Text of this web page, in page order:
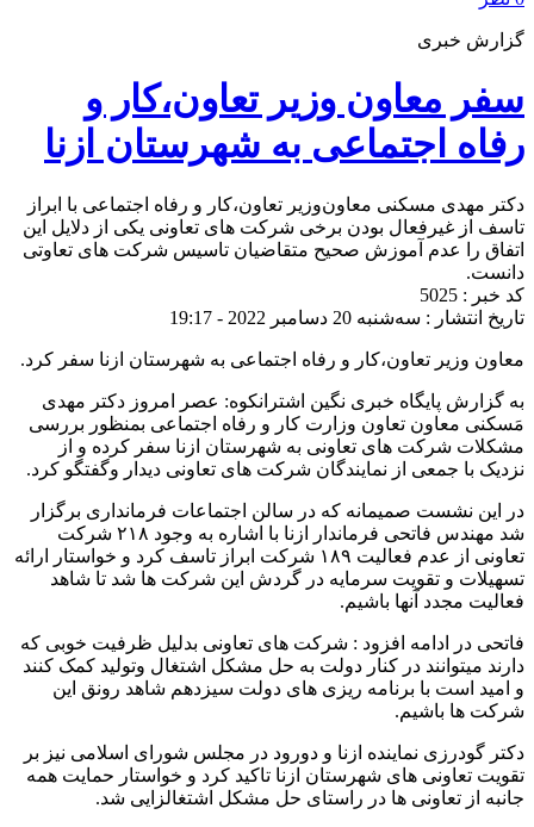
گزارش خبری
سفر معاون وزیر تعاون،کار و
رفاه اجتماعی به شهرستان ازنا
دکتر مهدی مسکنی معاون‌وزیر تعاون،کار و رفاه اجتماعی با ابراز
تاسف از غیرفعال بودن برخی شرکت های تعاونی یکی از دلایل این
اتفاق را عدم آموزش صحیح متقاضیان تاسیس شرکت های تعاوتی
دانست.
کد خبر : 5025
تاریخ انتشار : سه‌شنبه 20 دسامبر 2022 - 19:17
معاون وزیر تعاون،کار و رفاه اجتماعی به شهرستان ازنا سفر کرد.
به گزارش پایگاه خبری نگین اشترانکوه: عصر امروز دکتر مهدی
مَسکنی معاون تعاون وزارت کار و رفاه اجتماعی بمنظور بررسی
مشکلات شرکت های تعاونی به شهرستان ازنا سفر کرده و از
نزدیک با جمعی از نمایندگان شرکت های تعاونی دیدار و‌گفتگو کرد.
در این نشست صمیمانه که در سالن اجتماعات فرمانداری برگزار
شد مهندس فاتحی فرماندار ازنا با اشاره به وجود ۲۱۸ شرکت
تعاونی از عدم‌ فعالیت ۱۸۹ شرکت ابراز تاسف کرد و خواستار ارائه
تسهیلات و تقویت سرمایه در گردش این شرکت ها شد تا شاهد
فعالیت مجدد آنها باشیم.
فاتحی در ادامه افزود : شرکت های تعاونی بدلیل ظرفیت خوبی که
دارند میتوانند در کنار دولت به حل مشکل اشتغال و‌تولید کمک کنند
و امید است با برنامه ریزی های دولت سیزدهم شاهد رونق این
شرکت ها باشیم.
دکتر گودرزی نماینده ازنا و دورود در مجلس شورای اسلامی نیز بر
تقویت تعاونی های شهرستان ازنا تاکید کرد و خواستار حمایت همه
جانبه از تعاونی ها در راستای حل مشکل اشتغالزایی شد.